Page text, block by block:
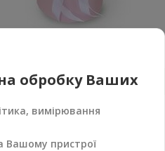
Замовити
обробку Ваших
вимірювання
Вашому пристрої